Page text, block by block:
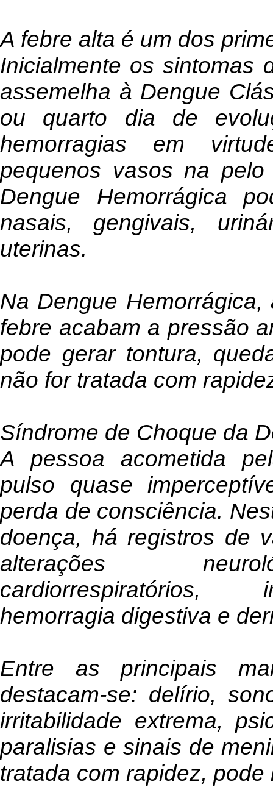
A febre alta é um dos
Inicialmente os sintomas
assemelha à Dengue
ou quarto dia de
hemorragias em
pequenos vasos na
Dengue Hemorrágica
nasais, gengivais,
uterinas.
Na Dengue
febre acabam a pressão
pode gerar tontura,
não for tratada com
Síndrome de Choque da
A pessoa acometida
pulso quase
perda de consciência.
doença, há registros de
alterações
cardiorrespiratórios,
hemorragia digestiva e
Entre as principais
destacam-se: delírio,
irritabilidade extrema,
paralisias e sinais de
tratada com rapidez, pode